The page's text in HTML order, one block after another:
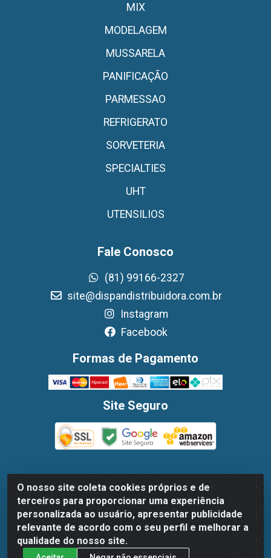
O nosso site coleta cookies próprios e de
terceiros para proporcionar uma experiência
personalizada ao usuário, apresentar publicidade
relevante de acordo com o seu perfil e melhorar a
qualidade do nosso site.
MIX
MODELAGEM
MUSSARELA
PANIFICAÇÃO
PARMESSAO
REFRIGERATO
SORVETERIA
SPECIALTIES
UHT
UTENSILIOS
Fale Conosco
(81) 99166-2327
site@dispandistribuidora.com.br
Instagram
Facebook
Formas de Pagamento
Site Seguro
Dispan Distribuidora de Alimentos LTDA - Avenida
Marechal Mascarenhas De Moraes, 1048- Imbiribeira,
Recife/PE - CEP 51.170-000 - CNPJ 30.779.584/0003-78